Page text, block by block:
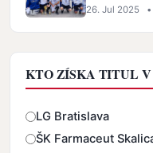
26. Jul 2025 •
KTO ZÍSKA TITUL
Odpovede
LG Bratislava
ŠK Farmaceut